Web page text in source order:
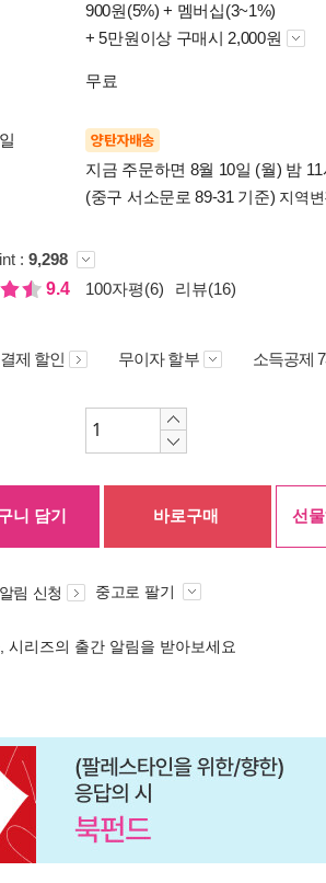
900원(5%) + 멤버십(3~1%)
+ 5만원이상 구매시 2,000원
무료
양탄자배송
지금 주문하면 8월 10일 (월) 밤 11
(중구 서소문로 89-31 기준) 지역변
: 9,298
9.4
100자평(6) 리뷰(16)
제 할인 무이자 할부 소득공제
니 담기 바로구매 선
림 신청 중고로 팔기
시리즈의 출간 알림을 받아보세요